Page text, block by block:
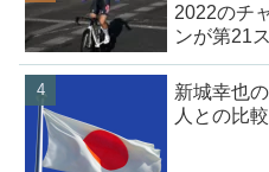
2022のチ
ンが第21
新城幸也
人との比